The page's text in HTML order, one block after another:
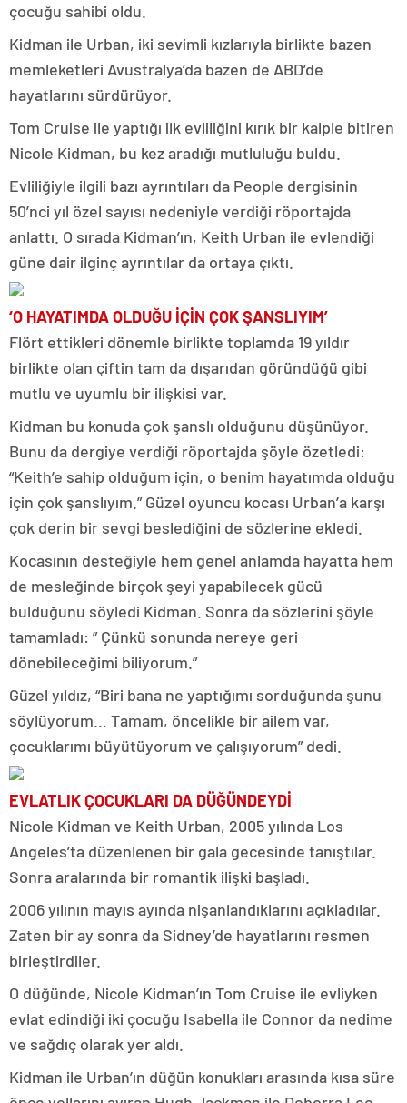
çocuğu sahibi oldu.
Kidman ile Urban, iki sevimli kızlarıyla birlikte bazen
memleketleri Avustralya’da bazen de ABD’de
hayatlarını sürdürüyor.
Tom Cruise ile yaptığı ilk evliliğini kırık bir kalple bitiren
Nicole Kidman, bu kez aradığı mutluluğu buldu.
Evliliğiyle ilgili bazı ayrıntıları da People dergisinin
50’nci yıl özel sayısı nedeniyle verdiği röportajda
anlattı. O sırada Kidman’ın, Keith Urban ile evlendiği
güne dair ilginç ayrıntılar da ortaya çıktı.
‘O HAYATIMDA OLDUĞU İÇİN ÇOK ŞANSLIYIM’
Flört ettikleri dönemle birlikte toplamda 19 yıldır
birlikte olan çiftin tam da dışarıdan göründüğü gibi
mutlu ve uyumlu bir ilişkisi var.
Kidman bu konuda çok şanslı olduğunu düşünüyor.
Bunu da dergiye verdiği röportajda şöyle özetledi:
“Keith’e sahip olduğum için, o benim hayatımda olduğu
için çok şanslıyım.” Güzel oyuncu kocası Urban’a karşı
çok derin bir sevgi beslediğini de sözlerine ekledi.
Kocasının desteğiyle hem genel anlamda hayatta hem
de mesleğinde birçok şeyi yapabilecek gücü
bulduğunu söyledi Kidman. Sonra da sözlerini şöyle
tamamladı: ” Çünkü sonunda nereye geri
dönebileceğimi biliyorum.”
Güzel yıldız, “Biri bana ne yaptığımı sorduğunda şunu
söylüyorum… Tamam, öncelikle bir ailem var,
çocuklarımı büyütüyorum ve çalışıyorum” dedi.
EVLATLIK ÇOCUKLARI DA DÜĞÜNDEYDİ
Nicole Kidman ve Keith Urban, 2005 yılında Los
Angeles’ta düzenlenen bir gala gecesinde tanıştılar.
Sonra aralarında bir romantik ilişki başladı.
2006 yılının mayıs ayında nişanlandıklarını açıkladılar.
Zaten bir ay sonra da Sidney’de hayatlarını resmen
birleştirdiler.
O düğünde, Nicole Kidman’ın Tom Cruise ile evliyken
evlat edindiği iki çocuğu Isabella ile Connor da nedime
ve sağdıç olarak yer aldı.
Kidman ile Urban’ın düğün konukları arasında kısa süre